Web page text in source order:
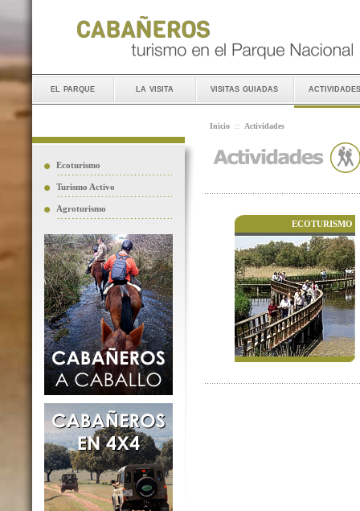
el parque la visita visitas guiadas actividades
Ecoturismo
Turismo Activo
Agroturismo
Inicio :: Actividades
ECOTURISMO